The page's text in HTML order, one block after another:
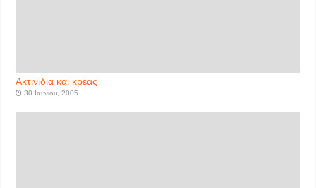
Ακτινίδια και κρέας
30 Ιουνίου, 2005